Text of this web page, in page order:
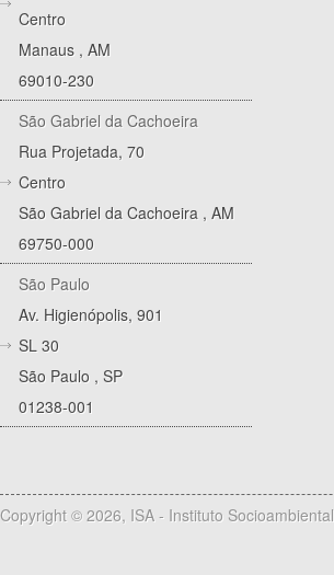
Centro
Manaus , AM
69010-230
São Gabriel da Cachoeira
Rua Projetada, 70
Centro
São Gabriel da Cachoeira , AM
69750-000
São Paulo
Av. Higienópolis, 901
SL 30
São Paulo , SP
01238-001
Copyright © 2026, ISA - Instituto Socioambiental